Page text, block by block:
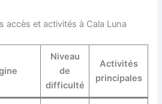
accès et activités à Cala Luna
Niveau
de
difficulté
Activités
principales